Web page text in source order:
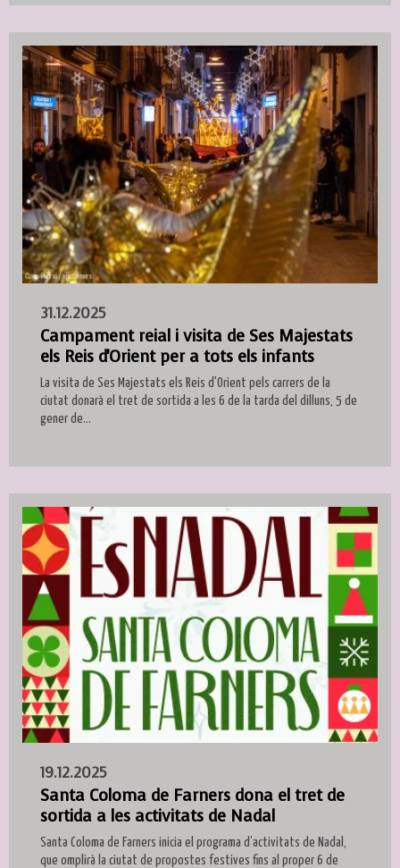
31.12.2025
Campament reial i visita de Ses Majestats
els Reis d'Orient per a tots els infants
La visita de Ses Majestats els Reis d'Orient pels carrers de la
ciutat donarà el tret de sortida a les 6 de la tarda del dilluns, 5 de
gener de...
19.12.2025
Santa Coloma de Farners dona el tret de
sortida a les activitats de Nadal
Santa Coloma de Farners inicia el programa d’activitats de Nadal,
que omplirà la ciutat de propostes festives fins al proper 6 de